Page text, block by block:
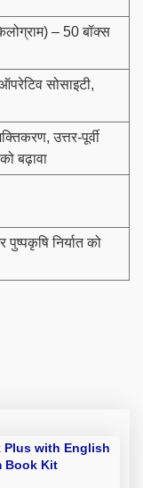
– 50 बॉक्स
सोसाइटी,
उत्तर-पूर्वी
बढ़ावा
निर्यात को
Plus with English
Book Kit